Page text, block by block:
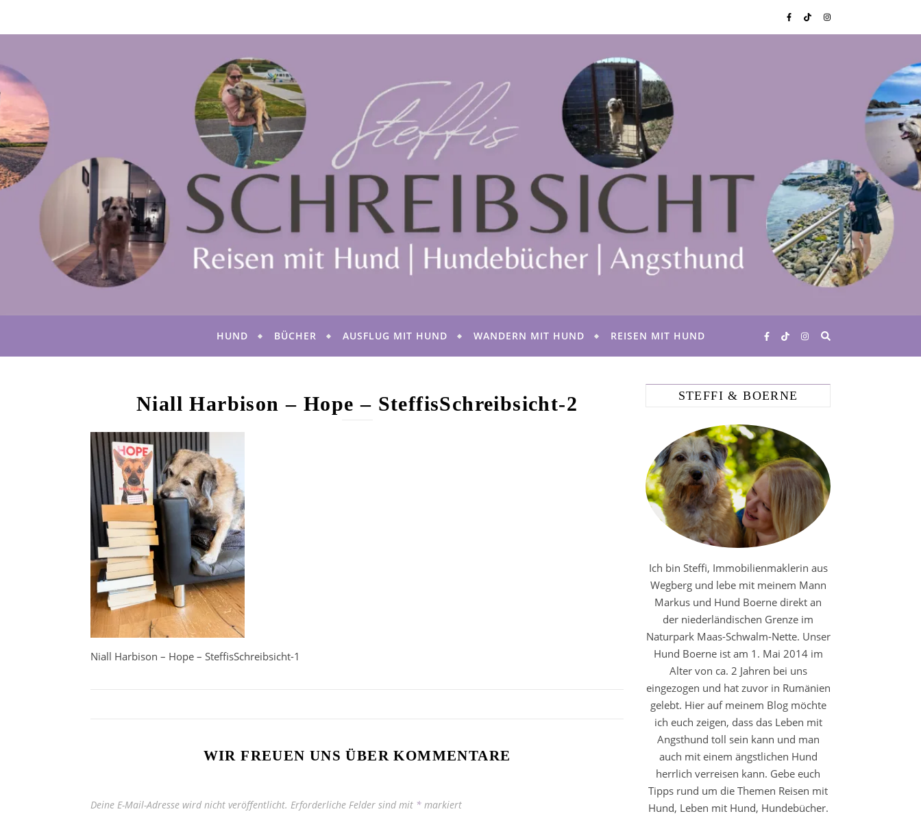
HUND BÜCHER AUSFLUG MIT HUND WANDERN MIT HUND REISEN MIT HUND
Niall Harbison – Hope – SteffisSchreibsicht-2
Niall Harbison – Hope – SteffisSchreibsicht-1
WIR FREUEN UNS ÜBER KOMMENTARE
Deine E-Mail-Adresse wird nicht veröffentlicht. Erforderliche Felder sind mit * markiert
STEFFI & BOERNE
Ich bin Steffi, Immobilienmaklerin aus
Wegberg und lebe mit meinem Mann
Markus und Hund Boerne direkt an
der niederländischen Grenze im
Naturpark Maas-Schwalm-Nette. Unser
Hund Boerne ist am 1. Mai 2014 im
Alter von ca. 2 Jahren bei uns
eingezogen und hat zuvor in Rumänien
gelebt. Hier auf meinem Blog möchte
ich euch zeigen, dass das Leben mit
Angsthund toll sein kann und man
auch mit einem ängstlichen Hund
herrlich verreisen kann. Gebe euch
Tipps rund um die Themen Reisen mit
Hund, Leben mit Hund, Hundebücher.